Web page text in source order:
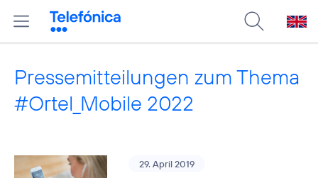
Pressemitteilungen zum Thema
#Ortel_Mobile 2022
29. April 2019